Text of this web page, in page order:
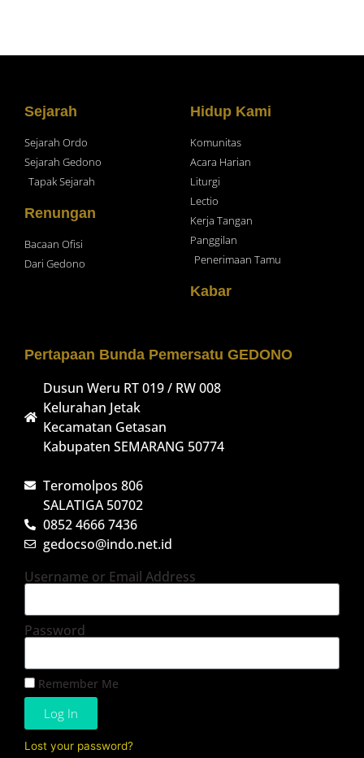
Sejarah
Sejarah Ordo
Sejarah Gedono
Tapak Sejarah
Renungan
Bacaan Ofisi
Dari Gedono
Hidup Kami
Komunitas
Acara Harian
Liturgi
Lectio
Kerja Tangan
Panggilan
Penerimaan Tamu
Kabar
Pertapaan Bunda Pemersatu GEDONO
Dusun Weru RT 019 / RW 008
Kelurahan Jetak
Kecamatan Getasan
Kabupaten SEMARANG 50774
Teromolpos 806
SALATIGA 50702
0852 4666 7436
gedocso@indo.net.id
Username or Email Address
Password
Remember Me
Log In
Lost your password?